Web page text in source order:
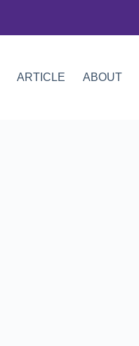
ARTICLE ABOUT